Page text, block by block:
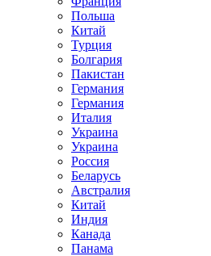
Польша
Китай
Турция
Болгария
Пакистан
Германия
Германия
Италия
Украина
Украина
Россия
Беларусь
Австралия
Китай
Индия
Канада
Панама